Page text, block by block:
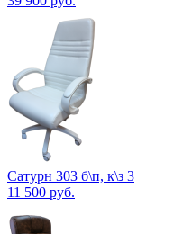
Сатурн 303 б\п, к\з 3
11 500 руб.